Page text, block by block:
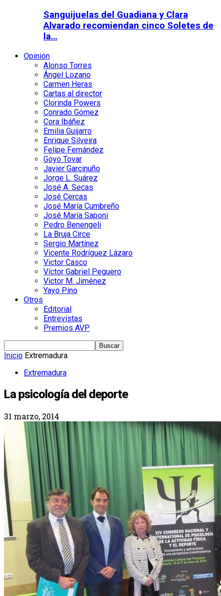
Sanguijuelas del Guadiana y Clara
Alvarado recomiendan cinco Soletes de
la…
Opinión
Alonso Torres
Ángel Lozano
Carmen Heras
Cartas al director
Clorinda Powers
Conrado Gómez
Cora Ibáñez
Emilia Guijarro
Enrique Silveira
Felipe Fernández
Goyo Tovar
Javier Garcinuño
Jorge L. Suárez
José A. Secas
José Cercas
José María Cumbreño
José María Saponi
Pedro Benengeli
La Bruja Circe
Sergio Martínez
Vicente Rodríguez Lázaro
Victor Casco
Víctor Gabriel Peguero
Victor M. Jiménez
Yayo Pino
Otros
Editorial
Entrevistas
Premios AVP
Inicio Extremadura
Extremadura
La psicología del deporte
31 marzo, 2014